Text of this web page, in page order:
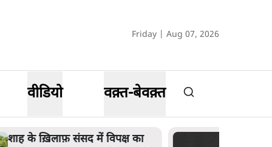
Friday | Aug 07, 2026
वीडियो वक़्त-बेवक़्त
शाह के ख़िलाफ़ संसद में विपक्ष का